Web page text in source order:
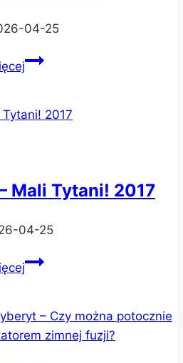
04-25
Original
Ustawienia
Graczy”
Mali Tytani! 2017
04-25
Metin2.pl
Tytani!
2017